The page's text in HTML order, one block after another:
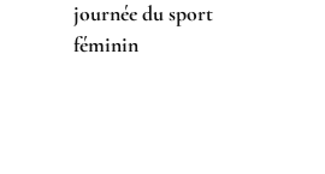
journée du sport
féminin